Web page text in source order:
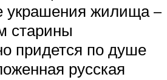
украшения жилища –
старины
придется по душе
русская